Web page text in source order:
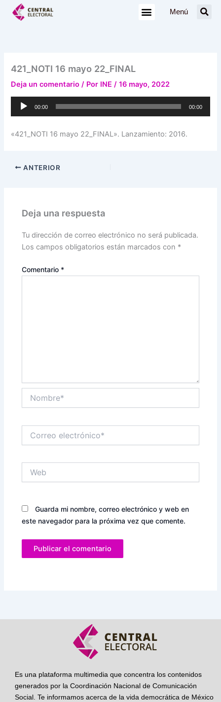
Menú
421_NOTI 16 mayo 22_FINAL
Deja un comentario / Por INE/16 mayo, 2022
Reproductor
00:00 00:00
«421_NOTI 16 mayo 22_FINAL». Lanzamiento: 2016.
ANTERIOR
Deja una respuesta
Tu dirección de correo electrónico no será publicada.
Los campos obligatorios están marcados con *
Comentario *
electrónico*
Guarda mi nombre, correo electrónico y web en
este navegador para la próxima vez que comente.
Es una plataforma multimedia que concentra los contenidos
generados por la Coordinación Nacional de Comunicación
Social. Te informamos acerca de la vida democrática de México